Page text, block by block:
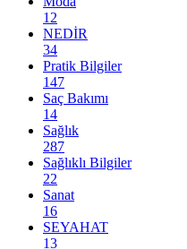
12
NEDİR
34
Pratik Bilgiler
147
Saç Bakımı
14
Sağlık
287
Sağlıklı Bilgiler
22
Sanat
16
SEYAHAT
13